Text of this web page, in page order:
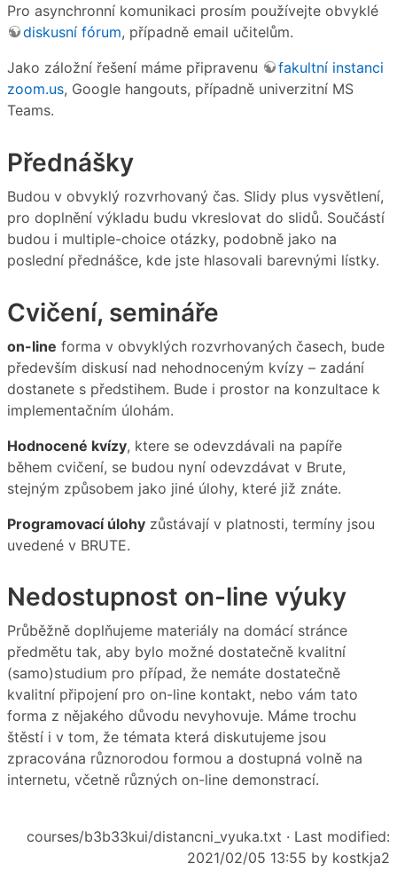
Pro asynchronní komunikaci prosím používejte obvyklé
diskusní fórum, případně email učitelům.
Jako záložní řešení máme připravenu
fakultní instanci
zoom.us, Google hangouts, případně univerzitní MS
Teams.
Přednášky
Budou v obvyklý rozvrhovaný čas. Slidy plus vysvětlení,
pro doplnění výkladu budu vkreslovat do slidů. Součástí
budou i multiple-choice otázky, podobně jako na
poslední přednášce, kde jste hlasovali barevnými lístky.
Cvičení, semináře
on-line forma v obvyklých rozvrhovaných časech, bude
především diskusí nad nehodnoceným kvízy – zadání
dostanete s předstihem. Bude i prostor na konzultace k
implementačním úlohám.
Hodnocené kvízy, ktere se odevzdávali na papíře
během cvičení, se budou nyní odevzdávat v Brute,
stejným způsobem jako jiné úlohy, které již znáte.
Programovací úlohy zůstávají v platnosti, termíny jsou
uvedené v BRUTE.
Nedostupnost on-line výuky
Průběžně doplňujeme materiály na domácí stránce
předmětu tak, aby bylo možné dostatečně kvalitní
(samo)studium pro případ, že nemáte dostatečně
kvalitní připojení pro on-line kontakt, nebo vám tato
forma z nějakého důvodu nevyhovuje. Máme trochu
štěstí i v tom, že témata která diskutujeme jsou
zpracována různorodou formou a dostupná volně na
internetu, včetně různých on-line demonstrací.
courses/b3b33kui/distancni_vyuka.txt · Last modified:
2021/02/05 13:55 by kostkja2